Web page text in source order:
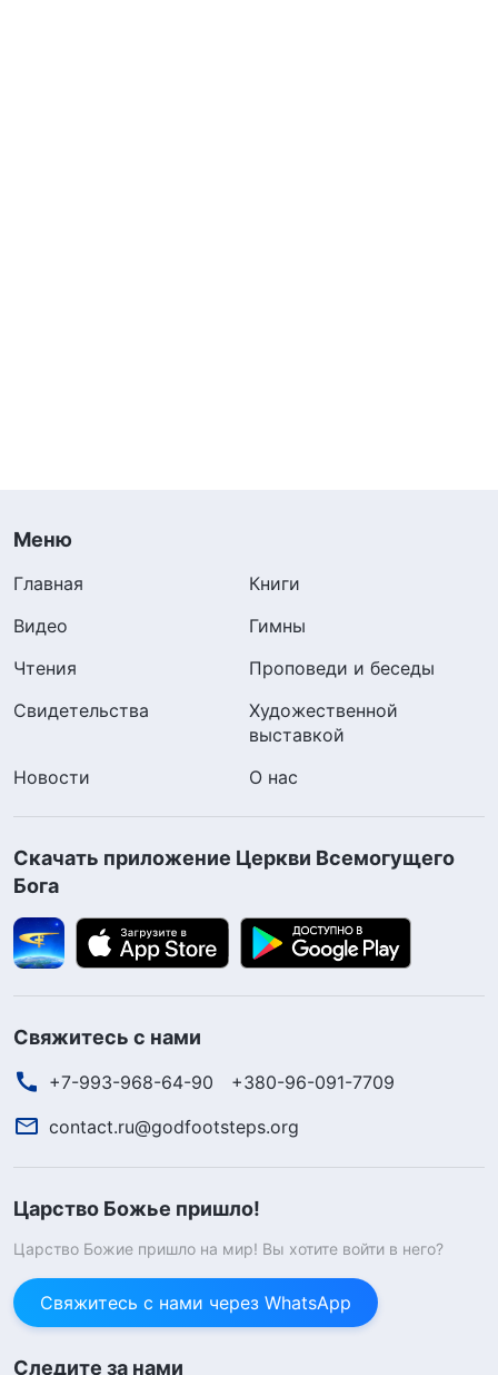
Меню
Главная
Книги
Видео
Гимны
Чтения
Проповеди и беседы
Свидетельства
Художественной
выставкой
Новости
О нас
Скачать приложение Церкви Всемогущего
Бога
Свяжитесь с нами
+7-993-968-64-90
+380-96-091-7709
contact.ru@godfootsteps.org
Царство Божье пришло!
Царство Божие пришло на мир! Вы хотите войти в него?
Свяжитесь с нами через WhatsApp
Следите за нами